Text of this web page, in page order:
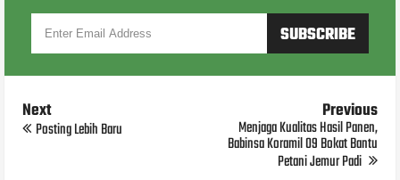
Next
Posting Lebih Baru
Previous
Menjaga Kualitas Hasil Panen,
Babinsa Koramil 09 Bokat Bantu
Petani Jemur Padi